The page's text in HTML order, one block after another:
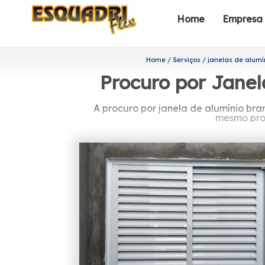
Home Empresa
Home Serviços janelas de
Procuro por
A procuro por janela de alumínio
mesmo
Descubra mais sobre
A Esquadriflex é capaz de garantir
eficiência e qualidade em seus
competente de
Em busca de procuro por janela
esquadrias, a Esquadriflex é a
Deslizantes. Disponibilizamos